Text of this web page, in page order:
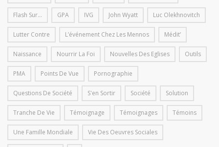
Flash Sur... GPA IVG John Wyatt Luc Olekhnovitch
Lutter Contre L’événement Chez Les Mennos Médit’
Naissance Nourrir La Foi Nouvelles Des Eglises Outils
PMA Points De Vue Pornographie
Questions De Société S'en Sortir Société Solution
Tranche De Vie Témoignage Témoignages Témoins
Une Famille Mondiale Vie Des Oeuvres Sociales